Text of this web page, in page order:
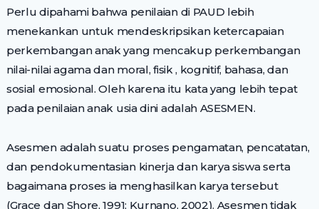
Perlu dipahami bahwa penilaian di PAUD lebih
menekankan untuk mendeskripsikan ketercapaian
perkembangan anak yang mencakup perkembangan
nilai-nilai agama dan moral, fisik , kognitif, bahasa, dan
sosial emosional. Oleh karena itu kata yang lebih tepat
pada penilaian anak usia dini adalah ASESMEN.
Asesmen adalah suatu proses pengamatan, pencatatan,
dan pendokumentasian kinerja dan karya siswa serta
bagaimana proses ia menghasilkan karya tersebut
(Grace dan Shore, 1991; Kurnano, 2002). Asesmen tidak